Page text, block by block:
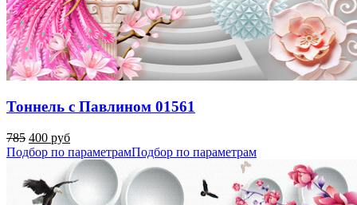
Тоннель с Павлином 01561
785 400 руб
Подбор по параметрамПодбор по параметрам